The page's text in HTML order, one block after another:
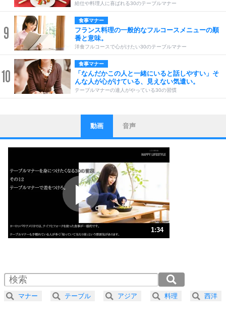
給仕や料理人に喜ばれる30のテーブルマナー
9
食事マナー
フランス料理の一般的なフルコースメニューの順
番と意味。
洋食フルコースで心がけたい30のテーブルマナー
10
食事マナー
「なんだかこの人と一緒にいると話しやすい」そ
んな人が心がけている、見えない気遣い。
テーブルマナーの達人がやっている30の習慣
1
ストレス対策
他人と比べない。
いっそのこと、他人を見ない。
いらいらしない人になる30の方法
プラス思考
ポジティブになれない原因は、行動しないから。
ポジティブ思考になる30の方法
ストレス対策
人生、なんとかなるもの。
気楽に生きる30の方法
4 器の大きい人は、怒りを優しさで表現する。
動画 音声
1:34
2.0倍速 （186KB 47秒）
2.5倍速 （149KB 37秒）
3.0倍速 （124KB 31秒）
マナー テーブル アジア 料理 西洋